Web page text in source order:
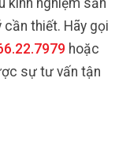
thiết. Hãy gọi
hoặc
sự tư vấn tận